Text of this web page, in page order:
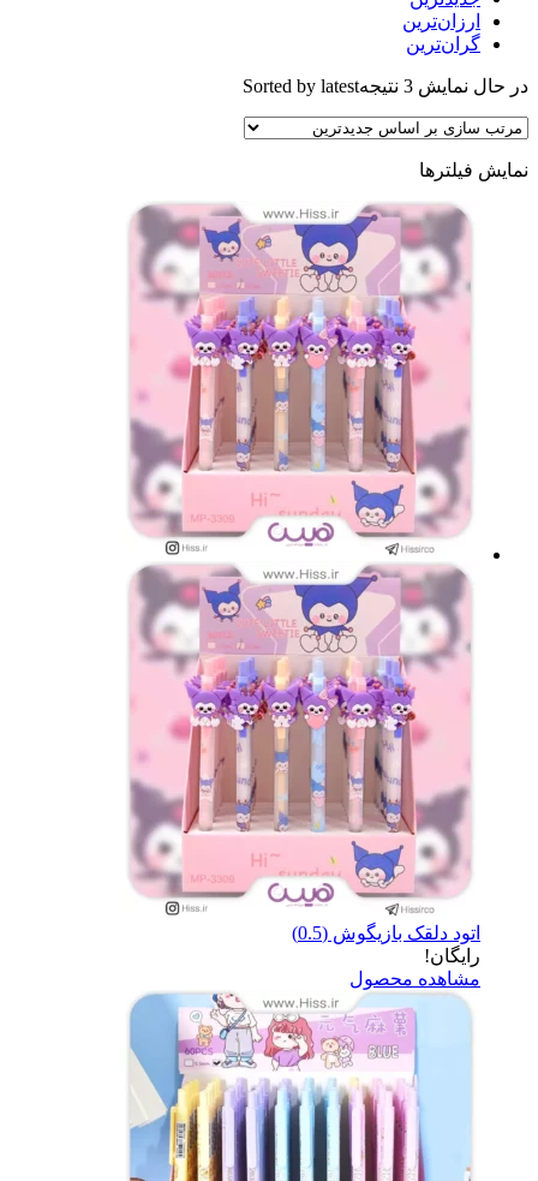
ارزان‌ترین
گران‌ترین
در حال نمایش 3 نتیجه Sorted by latest
نمایش فیلترها
اتود دلقک بازیگوش (0.5)
رایگان!
مشاهده محصول